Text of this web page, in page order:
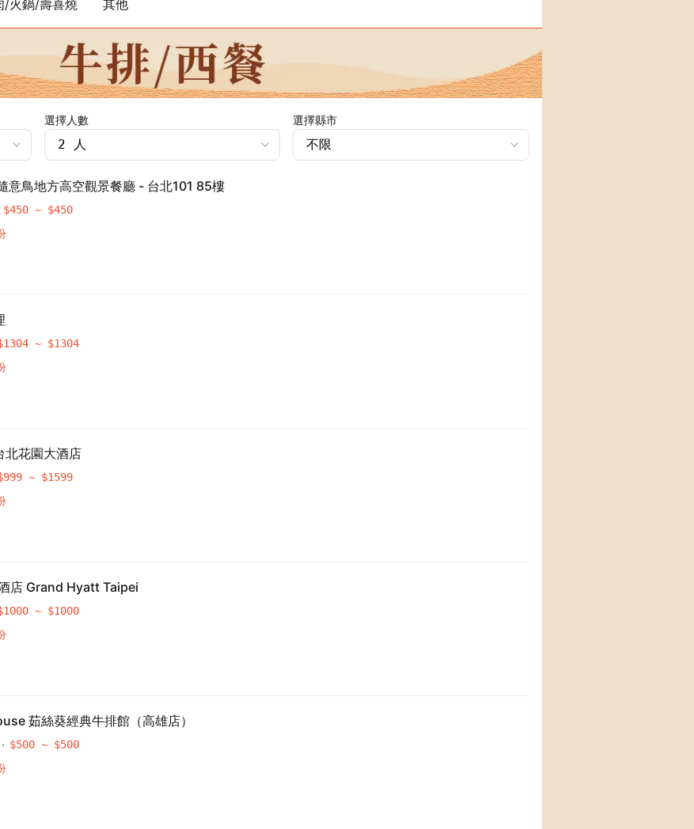
/火鍋/壽喜燒 其他
選擇人數 選擇縣市
意鳥地方高空觀景餐廳 - 台北101 85樓
$450 ~ $450
1304 ~ $1304
北花園大酒店
999 ~ $1599
店 Grand Hyatt Taipei
1000 ~ $1000
茹絲葵經典牛排館（高雄店）
$500 ~ $500